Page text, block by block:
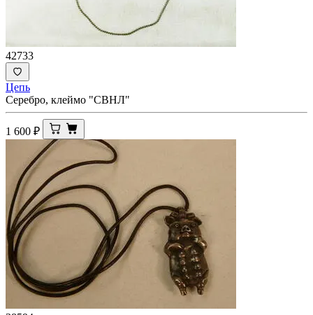
42733
Цепь
Серебро, клеймо "СВНЛ"
1 600 ₽